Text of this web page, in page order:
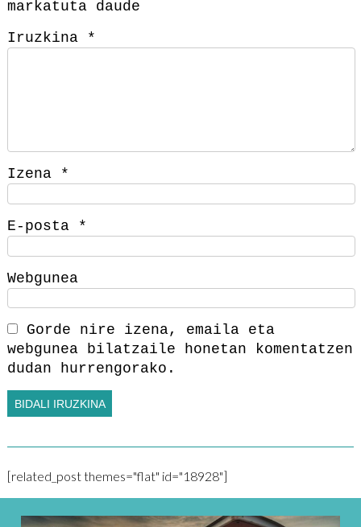
markatuta daude
Iruzkina
*
Izena *
E-posta *
Webgunea
Gorde nire izena, emaila eta
webgunea bilatzaile honetan komentatzen
dudan hurrengorako.
[related_post themes="flat" id="18928"]